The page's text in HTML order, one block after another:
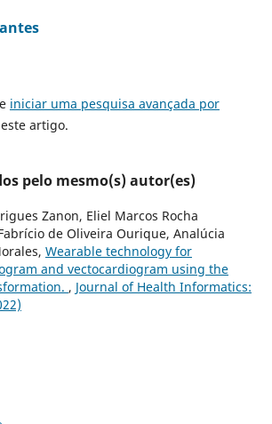
iniciar uma pesquisa avançada por
artigo.
pelo mesmo(s) autor(es)
Zanon, Eliel Marcos Rocha
de Oliveira Ourique, Analúcia
Wearable technology for
and vectocardiogram using the
, Journal of Health Informatics: